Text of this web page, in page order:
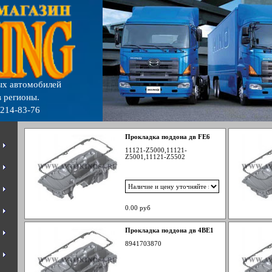
автомобилей
регионы.
83-76
Прокладка поддона дв FE6
11121-Z5000,11121-
Z5001,11121-Z5502
0.00 руб
Прокладка поддона дв 4BE1
8941703870